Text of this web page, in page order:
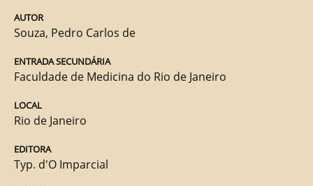
AUTOR
Souza, Pedro Carlos de
ENTRADA SECUNDÁRIA
Faculdade de Medicina do Rio de Janeiro
LOCAL
Rio de Janeiro
EDITORA
Typ. d'O Imparcial